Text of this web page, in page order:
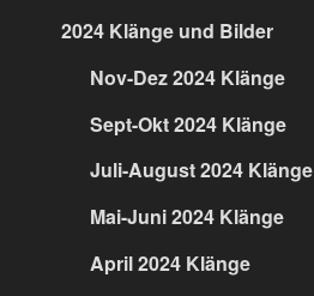
2024 Klänge und Bilder
Nov-Dez 2024 Klänge
Sept-Okt 2024 Klänge
Juli-August 2024 Klänge
Mai-Juni 2024 Klänge
April 2024 Klänge